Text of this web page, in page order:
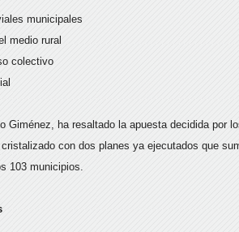
municipales
medio rural
colectivo
Giménez, ha resaltado la apuesta decidida por
con dos planes ya ejecutados que
103 municipios.